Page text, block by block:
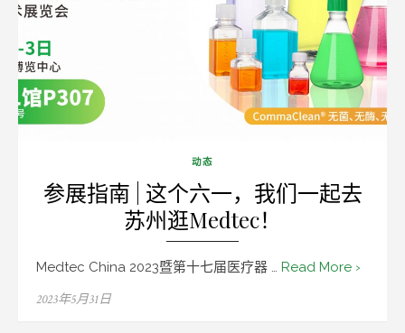
动态
参展指南 | 这个六一，我们一起去
苏州逛Medtec！
Medtec China 2023暨第十七届医疗器 … Read More ›
Posted
2023年5月31日